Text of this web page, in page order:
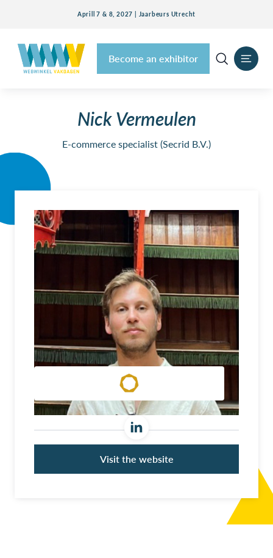
Aprill 7 & 8, 2027 | Jaarbeurs Utrecht
Become an exhibitor
Nick Vermeulen
E-commerce specialist (Secrid B.V.)
Visit the website